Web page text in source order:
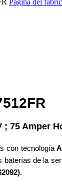
Hora;
con tecnología
baterías de la
.